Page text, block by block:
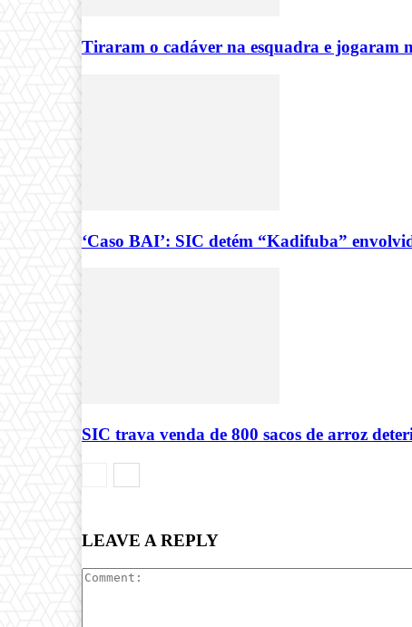
Tiraram o cadáver na esquadra e jogaram
‘Caso BAI’: SIC detém “Kadifuba”
SIC trava venda de 800 sacos de arroz
LEAVE A REPLY